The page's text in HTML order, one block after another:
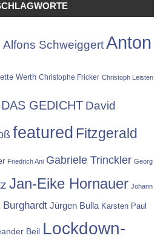
Alfons SchweiggertAnton
Werth Christophe Fricker Christoph Leisten
DAS GEDICHT David
featured Fitzgerald
Friedrich Ani Gabriele Trinckler Georg
Jan-Eike Hornauer Johann
Burghardt Jürgen Bulla Karsten Paul
Beil Lockdown-